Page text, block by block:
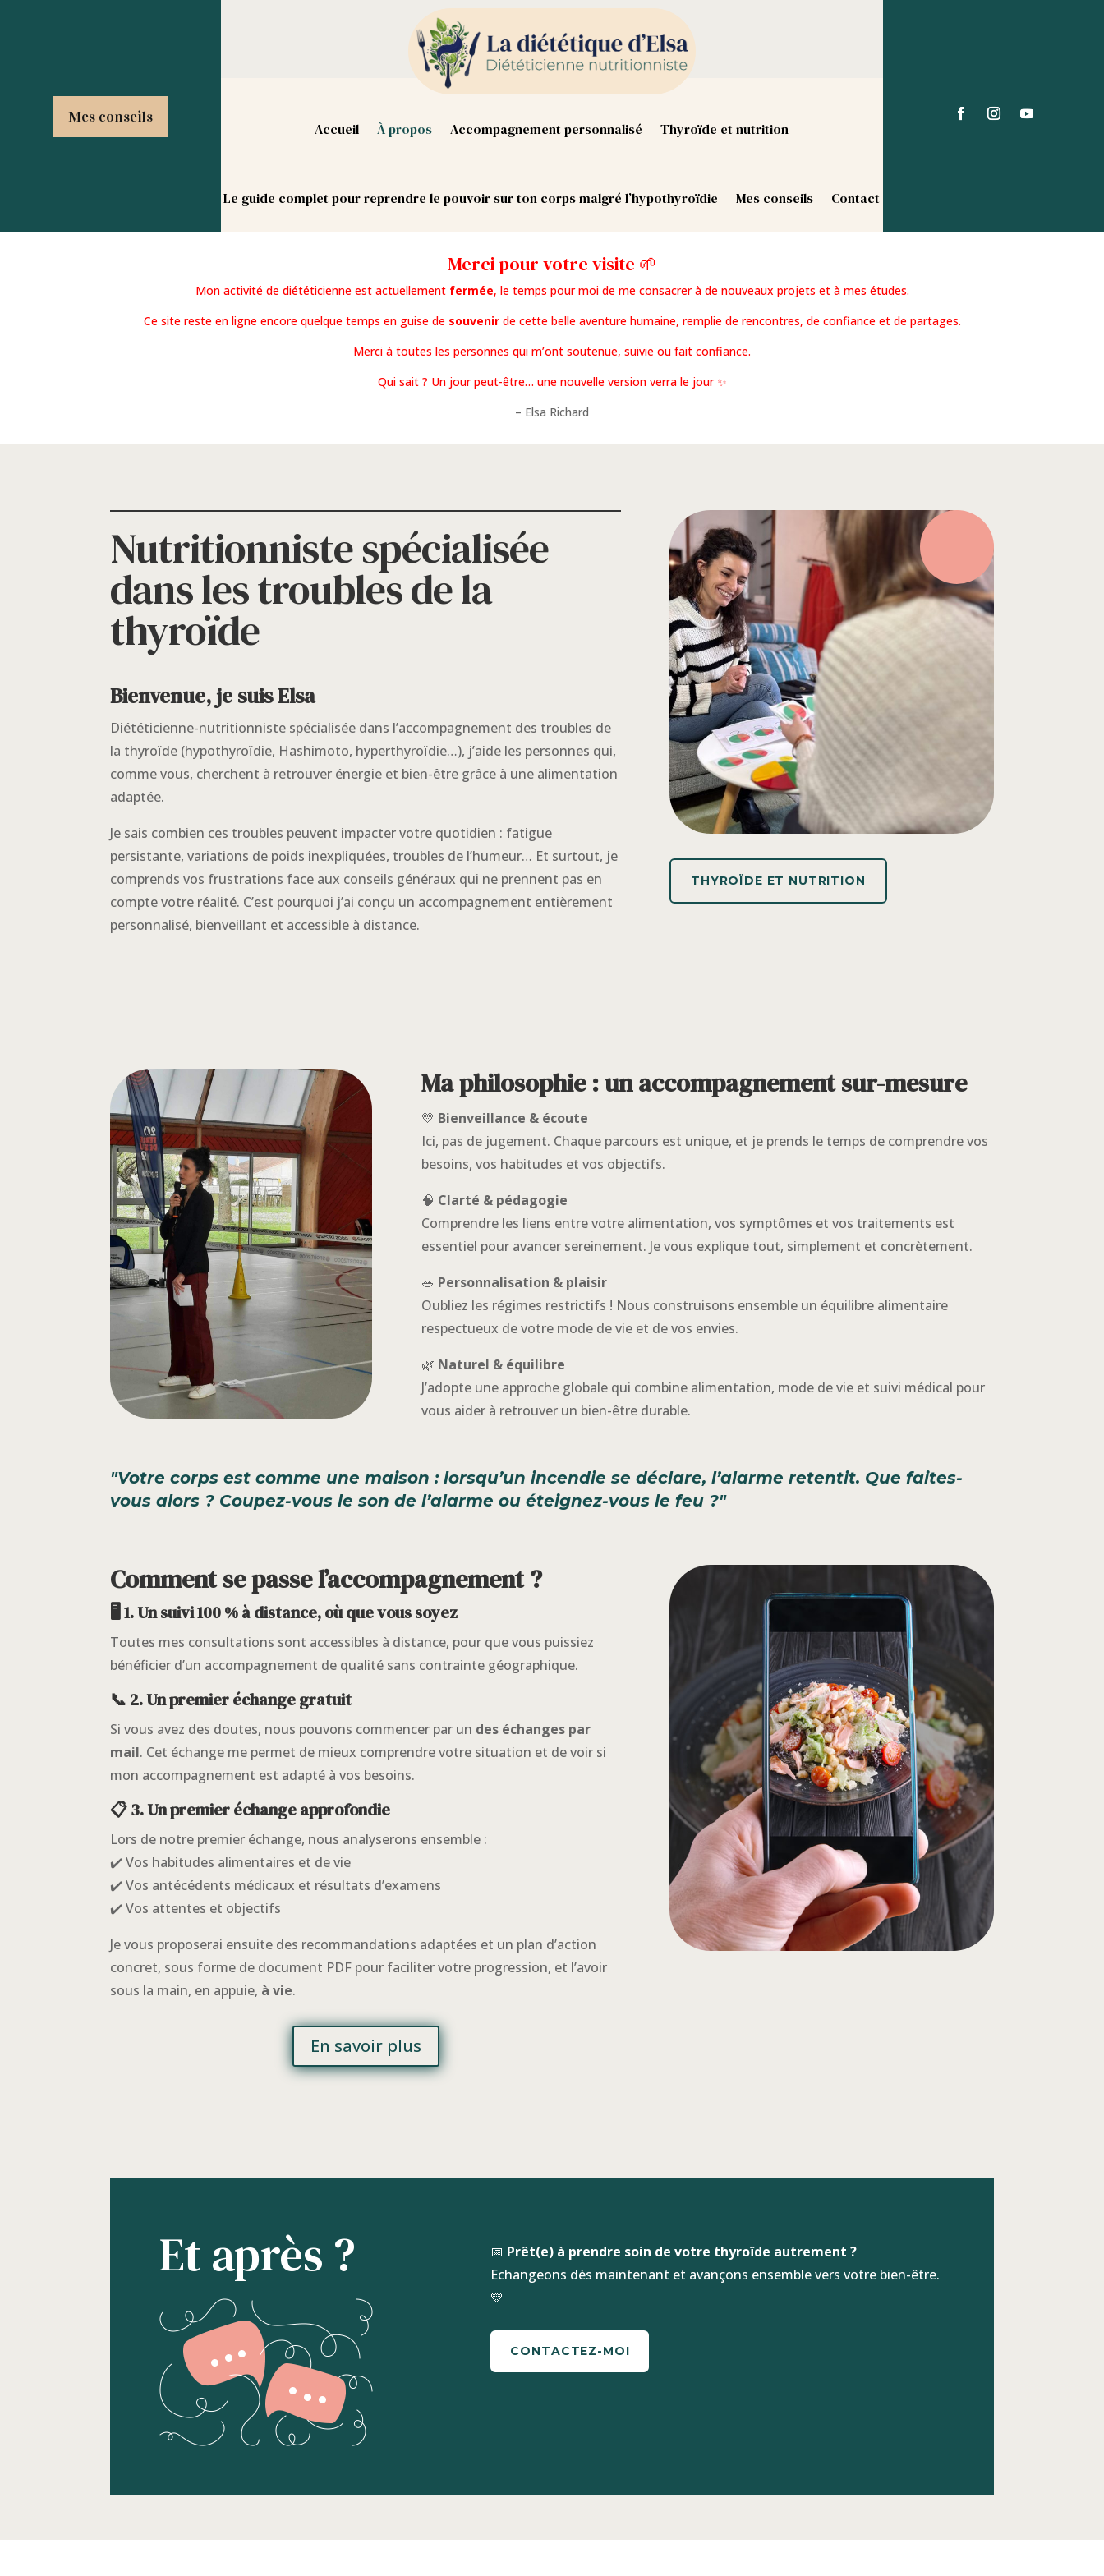
Mes conseils
Accueil À propos Accompagnement personnalisé Thyroïde et nutrition
Le guide complet pour reprendre le pouvoir sur ton corps malgré l’hypothyroïdie Mes conseils Contact
Merci pour votre visite 🌱
Mon activité de diététicienne est actuellement fermée, le temps pour moi de me consacrer à de nouveaux projets et à mes études.
Ce site reste en ligne encore quelque temps en guise de souvenirde cette belle aventure humaine, remplie de rencontres, de confiance et de partages.
Merci à toutes les personnes qui m’ont soutenue, suivie ou fait confiance.
Qui sait ? Un jour peut-être… une nouvelle version verra le jour ✨
– Elsa Richard
Nutritionniste spécialisée
dans les troubles de la
thyroïde
Bienvenue, je suis Elsa
Diététicienne-nutritionniste spécialisée dans l’accompagnement des troubles de
la thyroïde (hypothyroïdie, Hashimoto, hyperthyroïdie…), j’aide les personnes qui,
comme vous, cherchent à retrouver énergie et bien-être grâce à une alimentation
adaptée.
Je sais combien ces troubles peuvent impacter votre quotidien : fatigue
persistante, variations de poids inexpliquées, troubles de l’humeur… Et surtout, je
comprends vos frustrations face aux conseils généraux qui ne prennent pas en
compte votre réalité. C’est pourquoi j’ai conçu un accompagnement entièrement
personnalisé, bienveillant et accessible à distance.
THYROÏDE ET NUTRITION
Ma philosophie : un accompagnement sur-mesure
💛 Bienveillance & écoute
Ici, pas de jugement. Chaque parcours est unique, et je prends le temps de comprendre vos
besoins, vos habitudes et vos objectifs.
🧠 Clarté & pédagogie
Comprendre les liens entre votre alimentation, vos symptômes et vos traitements est
essentiel pour avancer sereinement. Je vous explique tout, simplement et concrètement.
🥗 Personnalisation & plaisir
Oubliez les régimes restrictifs ! Nous construisons ensemble un équilibre alimentaire
respectueux de votre mode de vie et de vos envies.
🌿 Naturel & équilibre
J’adopte une approche globale qui combine alimentation, mode de vie et suivi médical pour
vous aider à retrouver un bien-être durable.
"Votre corps est comme une maison : lorsqu’un incendie se déclare, l’alarme retentit. Que faites-
vous alors ? Coupez-vous le son de l’alarme ou éteignez-vous le feu ?"
Comment se passe l’accompagnement ?
🖥️ 1. Un suivi 100 % à distance, où que vous soyez
Toutes mes consultations sont accessibles à distance, pour que vous puissiez
bénéficier d’un accompagnement de qualité sans contrainte géographique.
📞 2. Un premier échange gratuit
Si vous avez des doutes, nous pouvons commencer par un des échanges par
mail. Cet échange me permet de mieux comprendre votre situation et de voir si
mon accompagnement est adapté à vos besoins.
📋 3. Un premier échange approfondie
Lors de notre premier échange, nous analyserons ensemble :
✔️ Vos habitudes alimentaires et de vie
✔️ Vos antécédents médicaux et résultats d’examens
✔️ Vos attentes et objectifs
Je vous proposerai ensuite des recommandations adaptées et un plan d’action
concret, sous forme de document PDF pour faciliter votre progression, et l’avoir
sous la main, en appuie, à vie.
En savoir plus
Et après ? 📅 Prêt(e) à prendre soin de votre thyroïde autrement ?
Echangeons dès maintenant et avançons ensemble vers votre bien-être.
💛
CONTACTEZ-MOI